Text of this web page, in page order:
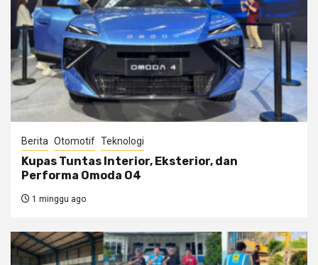
Berita Otomotif Teknologi
Kupas Tuntas Interior, Eksterior, dan
Performa Omoda O4
1 minggu ago